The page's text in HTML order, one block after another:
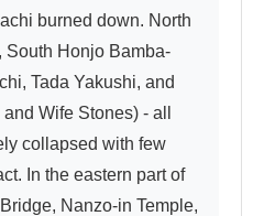
burned down. North
South Honjo Bamba-
Tada Yakushi, and
Wife Stones) - all
collapsed with few
In the eastern part of
Nanzo-in Temple,